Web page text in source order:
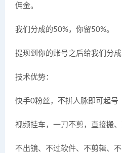
佣金。
我们分成的50%，你留50%。
提现到你的账号之后给我们分成
技术优势：
快手0粉丝，不拼人脉即可起号
视频挂车，一刀不剪，直接搬
不出镜、不过软件、不剪辑、